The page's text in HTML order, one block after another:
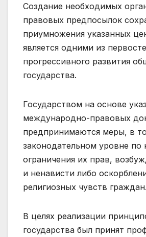
Создание необходимых
правовых предпосылок
приумножения указанных
является одними из
прогрессивного развития
государства.
Государством на основе
международно-правовых
предпринимаются меры, в
законодательном уровне
ограничения их прав,
и ненависти либо
религиозных чувств граждан.
В целях реализации
государства был принят